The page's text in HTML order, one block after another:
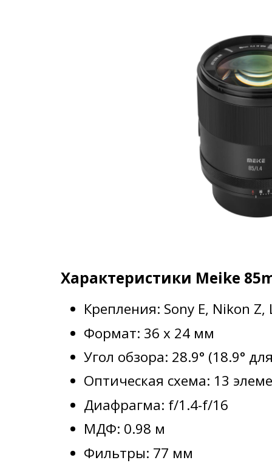
Характеристики Meike
Крепления: Sony E, Nikon
Формат: 36 x 24 мм
Угол обзора: 28.9° (18.9°
Оптическая схема: 13
Диафрагма: f/1.4-f/16
МДФ: 0.98 м
Фильтры: 77 мм